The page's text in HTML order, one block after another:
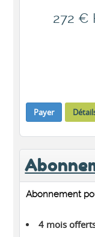
272 €
Payer
Abonnement
4 mois